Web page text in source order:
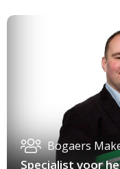
Bogaers
Specialist voor